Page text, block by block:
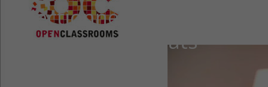
selectionnez-les-
meilleurs-candidats